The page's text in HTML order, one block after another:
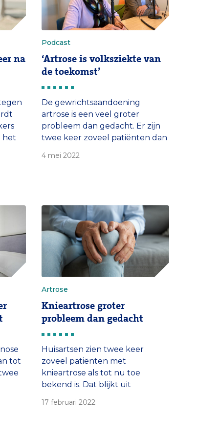
na
het
aan
Podcast
‘Artrose is volksziekte van
de toekomst’
De gewrichtsaandoening
artrose is een veel groter
probleem dan gedacht. Er zijn
twee keer zoveel patiënten dan
aandacht voor de impact
Opname, de podcast van het
Erasmus MC.
4 mei 2022
tot
dat
Artrose
Knieartrose groter
probleem dan gedacht
Huisartsen zien twee keer
zoveel patiënten met
knieartrose als tot nu toe
bekend is. Dat blijkt uit
Onderzoekers pleiten: ‘Zet
17 februari 2022